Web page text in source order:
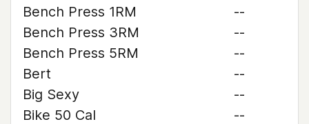
Bench Press 1RM
--
Bench Press 3RM
--
Bench Press 5RM
--
Bert
--
Big Sexy
--
Bike 50 Cal
--